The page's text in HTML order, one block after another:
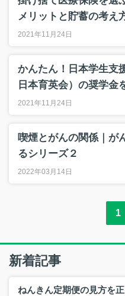
メリットと貯蓄の考え
2021年11月24日
かんたん！日本学生支
日本育英会）の奨学金
2021年11月24日
喫煙とがんの関係｜が
るシリーズ２
2022年03月14日
1
新着記事
ねんきん定期便の見方を